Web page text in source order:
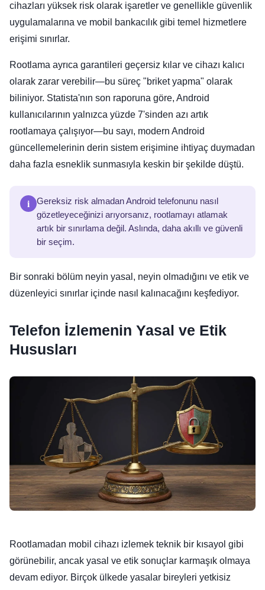
cihazları yüksek risk olarak işaretler ve genellikle güvenlik
uygulamalarına ve mobil bankacılık gibi temel hizmetlere
erişimi sınırlar.
Rootlama ayrıca garantileri geçersiz kılar ve cihazı kalıcı
olarak zarar verebilir—bu süreç "briket yapma" olarak
biliniyor. Statista'nın son raporuna göre, Android
kullanıcılarının yalnızca yüzde 7'sinden azı artık
rootlamaya çalışıyor—bu sayı, modern Android
güncellemelerinin derin sistem erişimine ihtiyaç duymadan
daha fazla esneklik sunmasıyla keskin bir şekilde düştü.
i
Gereksiz risk almadan Android telefonunu nasıl
gözetleyeceğinizi arıyorsanız, rootlamayı atlamak
artık bir sınırlama değil. Aslında, daha akıllı ve güvenli
bir seçim.
Bir sonraki bölüm neyin yasal, neyin olmadığını ve etik ve
düzenleyici sınırlar içinde nasıl kalınacağını keşfediyor.
Telefon İzlemenin Yasal ve Etik
Hususları
Rootlamadan mobil cihazı izlemek teknik bir kısayol gibi
görünebilir, ancak yasal ve etik sonuçlar karmaşık olmaya
devam ediyor. Birçok ülkede yasalar bireyleri yetkisiz